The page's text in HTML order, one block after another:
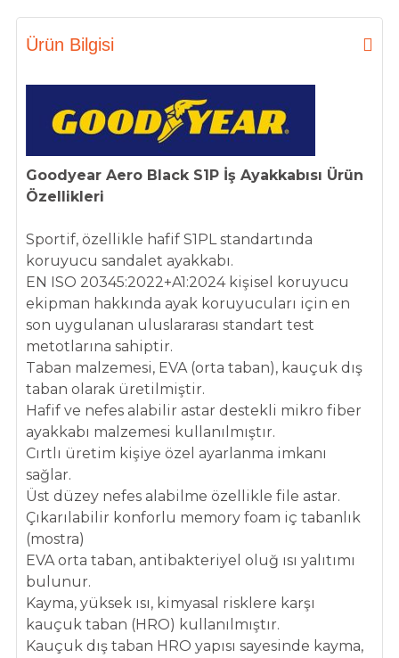
Ürün Bilgisi
Goodyear Aero Black S1P İş Ayakkabısı Ürün
Özellikleri
Sportif, özellikle hafif S1PL standartında
koruyucu sandalet ayakkabı.
EN ISO 20345:2022+A1:2024 kişisel koruyucu
ekipman hakkında ayak koruyucuları için en
son uygulanan uluslararası standart test
metotlarına sahiptir.
Taban malzemesi, EVA (orta taban), kauçuk dış
taban olarak üretilmiştir.
Hafif ve nefes alabilir astar destekli mikro fiber
ayakkabı malzemesi kullanılmıştır.
Cırtlı üretim kişiye özel ayarlanma imkanı
sağlar.
Üst düzey nefes alabilme özellikle file astar.
Çıkarılabilir konforlu memory foam iç tabanlık
(mostra)
EVA orta taban, antibakteriyel oluğ ısı yalıtımı
bulunur.
Kayma, yüksek ısı, kimyasal risklere karşı
kauçuk taban (HRO) kullanılmıştır.
Kauçuk dış taban HRO yapısı sayesinde kayma,